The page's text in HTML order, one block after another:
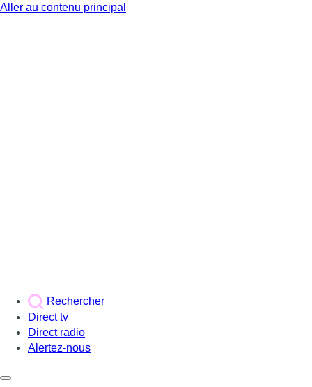
Aller au contenu principal
Rechercher
Direct tv
Direct radio
Alertez-nous